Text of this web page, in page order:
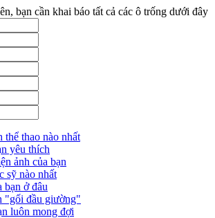
tải:1158
một số điều của luật cán bộ, công chức. luật
tải:546
bạn cần khai báo tất cả các ô trống dưới đây
thể thao nào nhất
yêu thích
ảnh của bạn
sỹ nào nhất
bạn ở đâu
"gối đầu giường"
luôn mong đợi